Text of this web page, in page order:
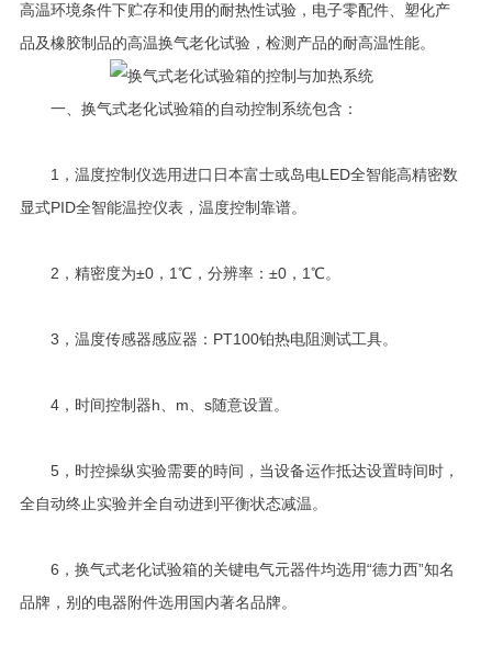
高温环境条件下贮存和使用的耐热性试验，电子零配件、塑化产
品及橡胶制品的高温换气老化试验，检测产品的耐高温性能。
一、换气式老化试验箱的自动控制系统包含：
1，温度控制仪选用进口日本富士或岛电LED全智能高精密数
显式PID全智能温控仪表，温度控制靠谱。
2，精密度为±0，1℃，分辨率：±0，1℃。
3，温度传感器感应器：PT100铂热电阻测试工具。
4，时间控制器h、m、s随意设置。
5，时控操纵实验需要的時间，当设备运作抵达设置時间时，
全自动终止实验并全自动进到平衡状态减温。
6，换气式老化试验箱的关键电气元器件均选用“德力西”知名
品牌，别的电器附件选用国内著名品牌。